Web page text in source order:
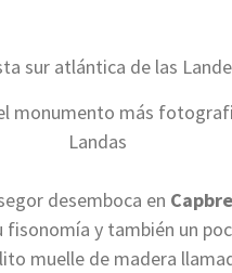
monumento más
Landas
desemboca en
fisonomía y también un
muelle de madera